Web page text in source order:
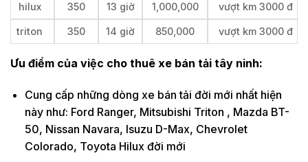
hilux 350 13 giờ 1,000,000 vượt km 3000 đ
triton 350 14 giờ 850,000 vượt km 3000 đ
Ưu điểm của việc cho thuê xe bán tải tây ninh:
Cung cấp những dòng xe bán tải đời mới nhất hiện
này như: Ford Ranger, Mitsubishi Triton , Mazda BT-
50, Nissan Navara, Isuzu D-Max, Chevrolet
Colorado, Toyota Hilux đời mới